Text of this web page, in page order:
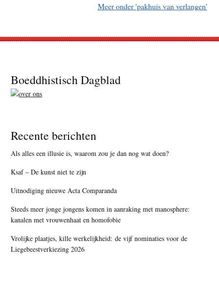
Meer onder 'pakhuis van verlangen'
Footer
Boeddhistisch Dagblad
Recente berichten
Als alles een illusie is, waarom zou je dan nog wat doen?
Ksaf – De kunst niet te zijn
Uitnodiging nieuwe Acta Comparanda
Steeds meer jonge jongens komen in aanraking met manosphere:
kanalen met vrouwenhaat en homofobie
Vrolijke plaatjes, kille werkelijkheid: de vijf nominaties voor de
Liegebeestverkiezing 2026